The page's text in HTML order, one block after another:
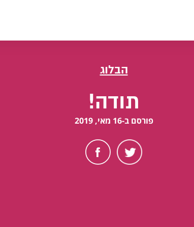
הבלוג
תודה!
פורסם ב-16 מאי, 2019